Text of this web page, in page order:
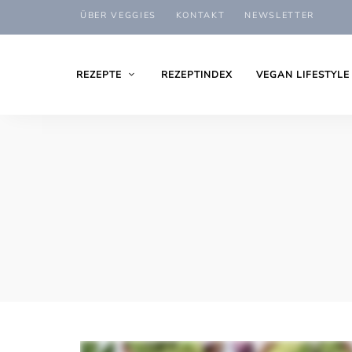
ÜBER VEGGIES KONTAKT NEWSLETTER
REZEPTE REZEPTINDEX VEGAN LIFESTYLE